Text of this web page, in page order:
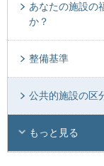
あなたの施設の
か？
整備基準
公共的施設の区
もっと見る